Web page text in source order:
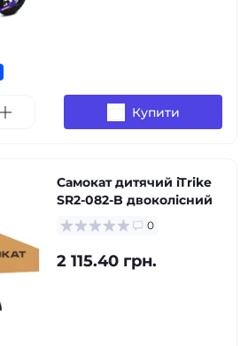
Купити
Самокат дитячий iTrike
SR2-082-B двоколісний
0
2 115.40 грн.